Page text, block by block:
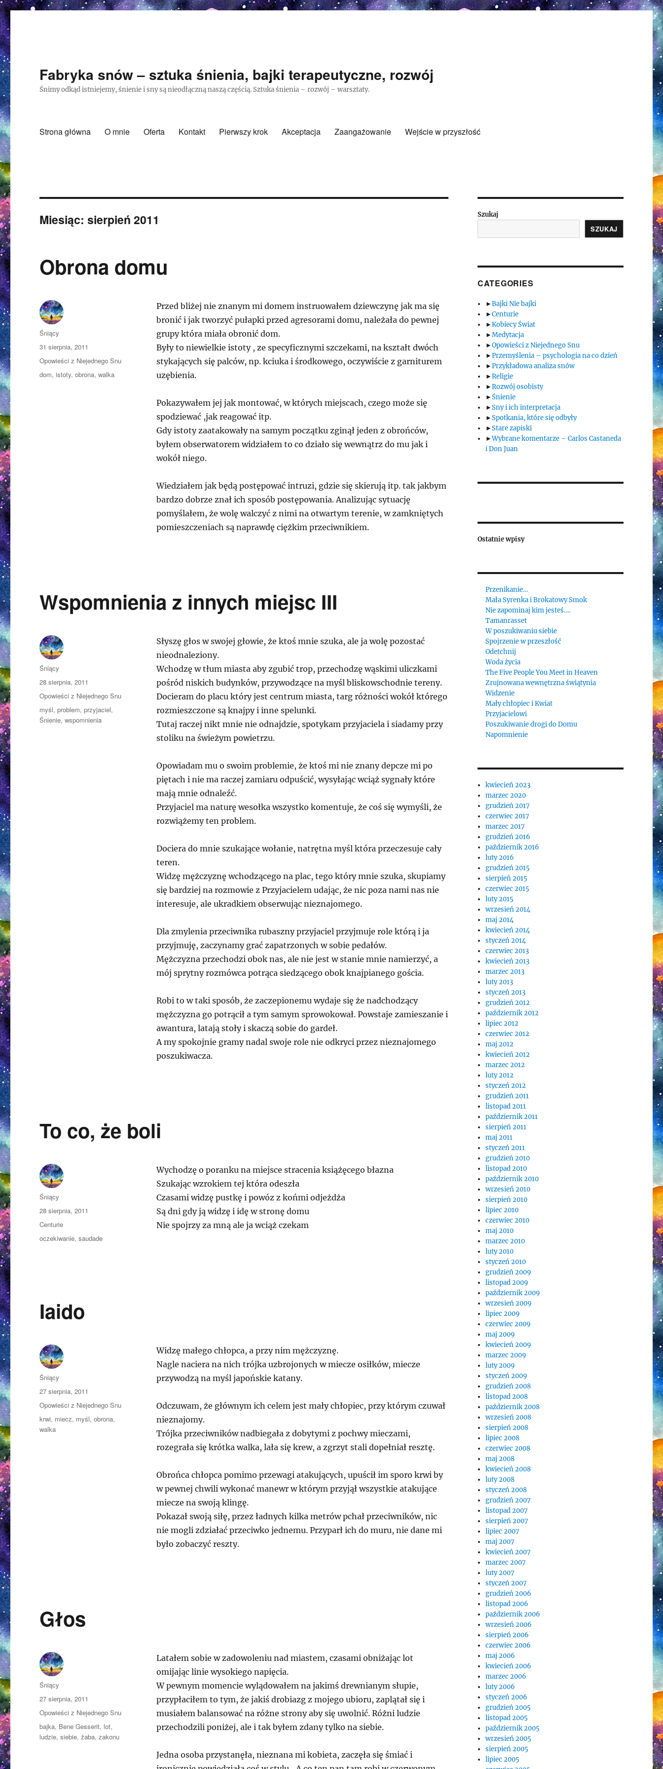
Fabryka snów – sztuka śnienia, bajki terapeutyczne, rozwój
Śnimy odkąd istniejemy, śnienie i sny są nieodłączną naszą częścią. Sztuka śnienia – rozwój – warsztaty.
Strona główna O mnie Oferta Kontakt Pierwszy krok Akceptacja Zaangażowanie Wejście w przyszłość
Miesiąc:sierpień 2011
Obrona domu
Przed bliżej nie znanym mi domem instruowałem dziewczynę jak ma się
bronić i jak tworzyć pułapki przed agresorami domu, należała do pewnej
grupy która miała obronić dom.
Były to niewielkie istoty , ze specyficznymi szczekami, na kształt dwóch
stykających się palców, np. kciuka i środkowego, oczywiście z garniturem
uzębienia.
Pokazywałem jej jak montować, w których miejscach, czego może się
spodziewać ,jak reagować itp.
Gdy istoty zaatakowały na samym początku zginął jeden z obrońców,
byłem obserwatorem widziałem to co działo się wewnątrz do mu jak i
wokół niego.
Wiedziałem jak będą postępować intruzi, gdzie się skierują itp. tak jakbym
bardzo dobrze znał ich sposób postępowania. Analizując sytuację
pomyślałem, że wolę walczyć z nimi na otwartym terenie, w zamkniętych
pomieszczeniach są naprawdę ciężkim przeciwnikiem.
Autor
Śniący
Opublikowano
31 sierpnia, 2011
Kategorie
Opowieści z Niejednego Snu
Tagi
dom,istoty,obrona,walka
Wspomnienia z innych miejsc III
Słyszę głos w swojej głowie, że ktoś mnie szuka, ale ja wolę pozostać
nieodnaleziony.
Wchodzę w tłum miasta aby zgubić trop, przechodzę wąskimi uliczkami
pośród niskich budynków, przywodzące na myśl bliskowschodnie tereny.
Docieram do placu który jest centrum miasta, targ różności wokół którego
rozmieszczone są knajpy i inne spelunki.
Tutaj raczej nikt mnie nie odnajdzie, spotykam przyjaciela i siadamy przy
stoliku na świeżym powietrzu.
Opowiadam mu o swoim problemie, że ktoś mi nie znany depcze mi po
piętach i nie ma raczej zamiaru odpuścić, wysyłając wciąż sygnały które
mają mnie odnaleźć.
Przyjaciel ma naturę wesołka wszystko komentuje, że coś się wymyśli, że
rozwiążemy ten problem.
Dociera do mnie szukające wołanie, natrętna myśl która przeczesuje cały
teren.
Widzę mężczyznę wchodzącego na plac, tego który mnie szuka, skupiamy
się bardziej na rozmowie z Przyjacielem udając, że nic poza nami nas nie
interesuje, ale ukradkiem obserwując nieznajomego.
Dla zmylenia przeciwnika rubaszny przyjaciel przyjmuje role którą i ja
przyjmuję, zaczynamy grać zapatrzonych w sobie pedałów.
Mężczyzna przechodzi obok nas, ale nie jest w stanie mnie namierzyć, a
mój sprytny rozmówca potrąca siedzącego obok knajpianego gościa.
Robi to w taki sposób, że zaczepionemu wydaje się że nadchodzący
mężczyzna go potrącił a tym samym sprowokował. Powstaje zamieszanie i
awantura, latają stoły i skaczą sobie do gardeł.
A my spokojnie gramy nadal swoje role nie odkryci przez nieznajomego
poszukiwacza.
Autor
Śniący
Opublikowano
28 sierpnia, 2011
Kategorie
Opowieści z Niejednego Snu
Tagi
myśl,problem,przyjaciel,
Śnienie,wspomnienia
To co, że boli
Wychodzę o poranku na miejsce stracenia książęcego błazna
Szukając wzrokiem tej która odeszła
Czasami widzę pustkę i powóz z końmi odjeżdża
Są dni gdy ją widzę i idę w stronę domu
Nie spojrzy za mną ale ja wciąż czekam
Autor
Śniący
Opublikowano
28 sierpnia, 2011
Kategorie
Centurie
Tagi
oczekiwanie,saudade
Iaido
Widzę małego chłopca, a przy nim mężczyznę.
Nagle naciera na nich trójka uzbrojonych w miecze osiłków, miecze
przywodzą na myśl japońskie katany.
Odczuwam, że głównym ich celem jest mały chłopiec, przy którym czuwał
nieznajomy.
Trójka przeciwników nadbiegała z dobytymi z pochwy mieczami,
rozegrała się krótka walka, lała się krew, a zgrzyt stali dopełniał resztę.
Obrońca chłopca pomimo przewagi atakujących, upuścił im sporo krwi by
w pewnej chwili wykonać manewr w którym przyjął wszystkie atakujące
miecze na swoją klingę.
Pokazał swoją siłę, przez ładnych kilka metrów pchał przeciwników, nic
nie mogli zdziałać przeciwko jednemu. Przyparł ich do muru, nie dane mi
było zobaczyć reszty.
Autor
Śniący
Opublikowano
27 sierpnia, 2011
Kategorie
Opowieści z Niejednego Snu
Tagi
krwi, miecz, myśl,obrona,
walka
Głos
Latałem sobie w zadowoleniu nad miastem, czasami obniżając lot
omijając linie wysokiego napięcia.
W pewnym momencie wylądowałem na jakimś drewnianym słupie,
przypłaciłem to tym, że jakiś drobiazg z mojego ubioru, zaplątał się i
musiałem balansować na różne strony aby się uwolnić. Różni ludzie
przechodzili poniżej, ale i tak byłem zdany tylko na siebie.
Jedna osoba przystanęła, nieznana mi kobieta, zaczęła się śmiać i
Autor
Śniący
Opublikowano
27 sierpnia, 2011
Kategorie
Opowieści z Niejednego Snu
Tagi
bajka, Bene Gesserit, lot,
ludzie,siebie,żaba,zakonu
Szukaj
SZUKAJ
CATEGORIES
►Bajki Nie bajki
►Centurie
►Kobiecy Świat
►Medytacja
►Opowieści z Niejednego Snu
►Przemyślenia – psychologia na co dzień
►Przykładowa analiza snów
►Religie
►Rozwój osobisty
►Śnienie
►Sny i ich interpretacja
►Spotkania, które się odbyły
►Stare zapiski
►Wybrane komentarze – Carlos Castaneda
i Don Juan
Ostatnie wpisy
Przenikanie…
Mała Syrenka i Brokatowy Smok
Nie zapominaj kim jesteś….
Tamanrasset
W poszukiwaniu siebie
Spojrzenie w przeszłość
Odetchnij
Woda życia
The Five People You Meet in Heaven
Zrujnowana wewnętrzna świątynia
Widzenie
Mały chłopiec i Kwiat
Przyjacielowi
Poszukiwanie drogi do Domu
Napomnienie
kwiecień 2023
marzec 2020
grudzień 2017
czerwiec 2017
marzec 2017
grudzień 2016
październik 2016
luty 2016
grudzień 2015
sierpień 2015
czerwiec 2015
luty 2015
wrzesień 2014
maj 2014
kwiecień 2014
styczeń 2014
czerwiec 2013
kwiecień 2013
marzec 2013
luty 2013
styczeń 2013
grudzień 2012
październik 2012
lipiec 2012
czerwiec 2012
maj 2012
kwiecień 2012
marzec 2012
luty 2012
styczeń 2012
grudzień 2011
listopad 2011
październik 2011
sierpień 2011
maj 2011
styczeń 2011
grudzień 2010
listopad 2010
październik 2010
wrzesień 2010
sierpień 2010
lipiec 2010
czerwiec 2010
maj 2010
marzec 2010
luty 2010
styczeń 2010
grudzień 2009
listopad 2009
październik 2009
wrzesień 2009
lipiec 2009
czerwiec 2009
maj 2009
kwiecień 2009
marzec 2009
luty 2009
styczeń 2009
grudzień 2008
listopad 2008
październik 2008
wrzesień 2008
sierpień 2008
lipiec 2008
czerwiec 2008
maj 2008
kwiecień 2008
luty 2008
styczeń 2008
grudzień 2007
listopad 2007
sierpień 2007
lipiec 2007
maj 2007
kwiecień 2007
marzec 2007
luty 2007
styczeń 2007
grudzień 2006
listopad 2006
październik 2006
wrzesień 2006
sierpień 2006
czerwiec 2006
maj 2006
kwiecień 2006
marzec 2006
luty 2006
styczeń 2006
grudzień 2005
listopad 2005
październik 2005
wrzesień 2005
sierpień 2005
lipiec 2005